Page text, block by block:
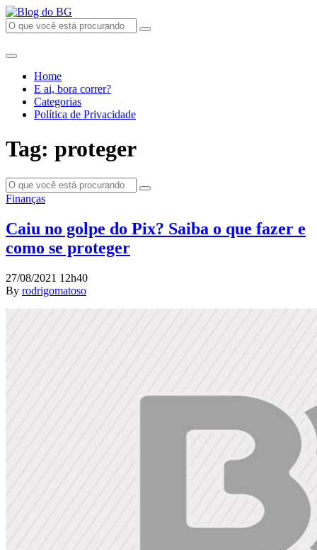
Home
E ai, bora correr?
Categorias
Política de Privacidade
Tag: proteger
Finanças
Caiu no golpe do Pix? Saiba o que fazer e
como se proteger
27/08/2021 12h40
By rodrigomatoso